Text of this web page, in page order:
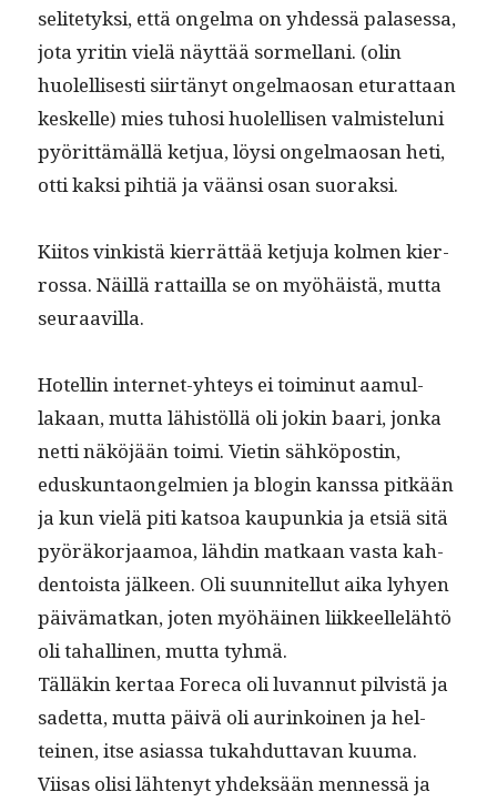
selite­tyk­si, että ongel­ma on yhdessä palases­sa,
jota yritin vielä näyt­tää sormel­lani. (olin
huolel­lis­es­ti siirtänyt ongel­maosan etu­rat­taan
keskelle) mies tuhosi huolel­lisen valmis­telu­ni
pyörit­tämäl­lä ketjua, löysi ongel­maosan heti,
otti kak­si pihtiä ja vään­si osan suoraksi.
Kiitos vinkistä kier­rät­tää ketju­ja kol­men kier­
rossa. Näil­lä rat­tail­la se on myöhäistä, mut­ta
seuraavilla.
Hotellin inter­net-yhteys ei toimin­ut aamul­
lakaan, mut­ta lähistöl­lä oli jokin baari, jon­ka
net­ti näköjään toi­mi. Vietin sähkö­postin,
eduskun­taon­gelmien ja blo­gin kanssa pitkään
ja kun vielä piti kat­soa kaupunkia ja etsiä sitä
pyöräko­r­jaamoa, lähdin matkaan vas­ta kah­
den­toista jäl­keen. Oli suun­nitel­lut aika lyhyen
päivä­matkan, joten myöhäi­nen liik­keel­lelähtö
oli tahalli­nen, mut­ta tyhmä.
Täl­läkin ker­taa Fore­ca oli luvan­nut pil­vistä ja
sadet­ta, mut­ta päivä oli aurinkoinen ja hel­
teinen, itse asi­as­sa tukah­dut­ta­van kuuma.
Viisas olisi läht­enyt yhdek­sään men­nessä ja